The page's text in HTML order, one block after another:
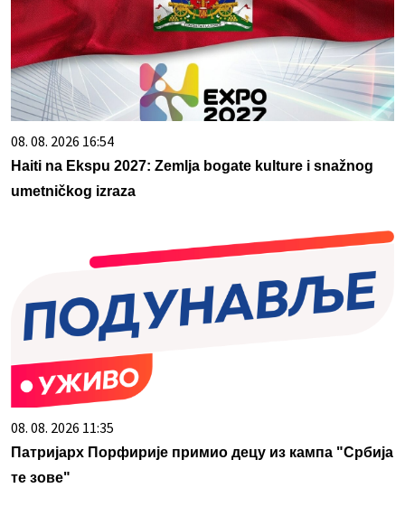
08. 08. 2026 16:54
Haiti na Ekspu 2027: Zemlja bogate kulture i snažnog
umetničkog izraza
08. 08. 2026 11:35
Патријарх Порфирије примио децу из кампа "Србија
те зове"